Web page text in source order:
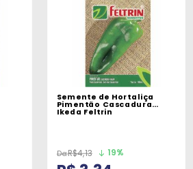
Semente de Hortaliça
Pimentão Cascadura
Ikeda Feltrin
R$4,13 19%